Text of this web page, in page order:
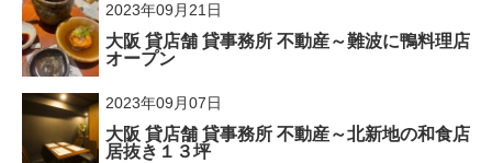
2023年09月21日
大阪 貸店舗 貸事務所 不動産～難波に鴨料理店
オープン
2023年09月07日
大阪 貸店舗 貸事務所 不動産～北新地の和食店
居抜き１３坪